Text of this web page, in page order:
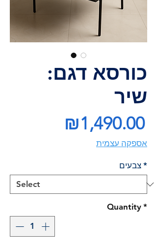
כורסא דגם:
שיר
₪1,490.00
אספקה עצמית
צבעים *
Quantity *